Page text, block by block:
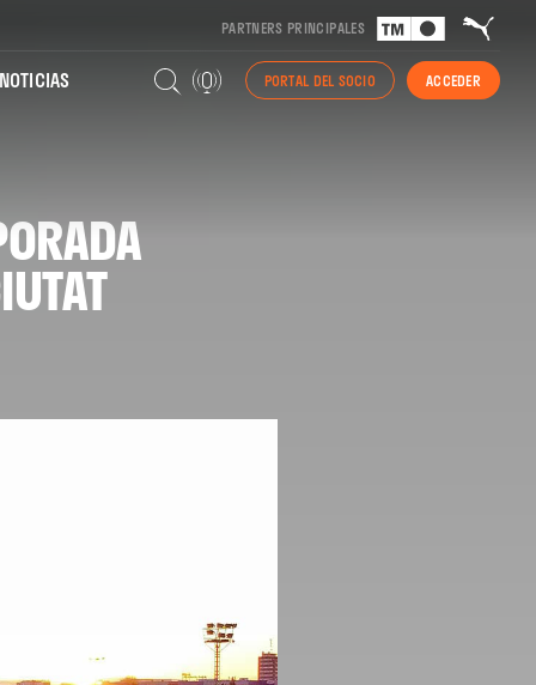
PARTNERS PRINCIPALES
PORTAL DEL SOCIO ACCEDER